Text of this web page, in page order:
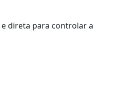
direta para controlar a